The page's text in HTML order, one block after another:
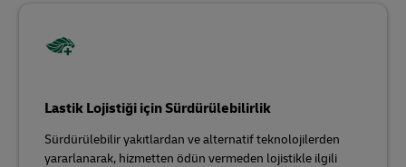
Lastik Lojistiği için Sürdürülebilirlik
Sürdürülebilir yakıtlardan ve alternatif teknolojilerden
yararlanarak, hizmetten ödün vermeden lojistikle ilgili